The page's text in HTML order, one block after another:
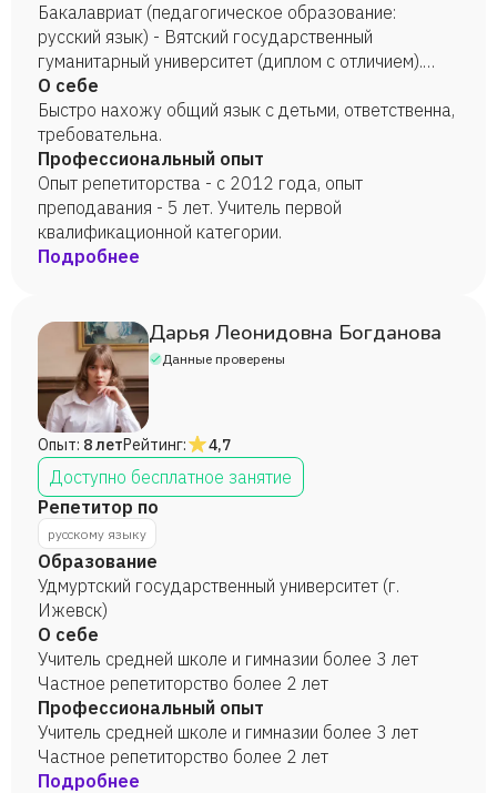
Бакалавриат (педагогическое образование:
русский язык) - Вятский государственный
гуманитарный университет (диплом с отличием).
Магистратура (филология) - Вятский
государственный университет (диплом с отличием).
О себе
Быстро нахожу общий язык с детьми, ответственна,
требовательна.
Профессиональный опыт
Опыт репетиторства - с 2012 года, опыт
преподавания - 5 лет. Учитель первой
квалификационной категории.
Подробнее
Дарья Леонидовна Богданова
Данные проверены
Опыт: 8 летРейтинг: 4,7
Доступно бесплатное занятие
Репетитор по
русскому языку
Образование
Удмуртский государственный университет (г.
Ижевск)
О себе
Учитель средней школе и гимназии более 3 лет
Частное репетиторство более 2 лет
Профессиональный опыт
Учитель средней школе и гимназии более 3 лет
Частное репетиторство более 2 лет
Подробнее